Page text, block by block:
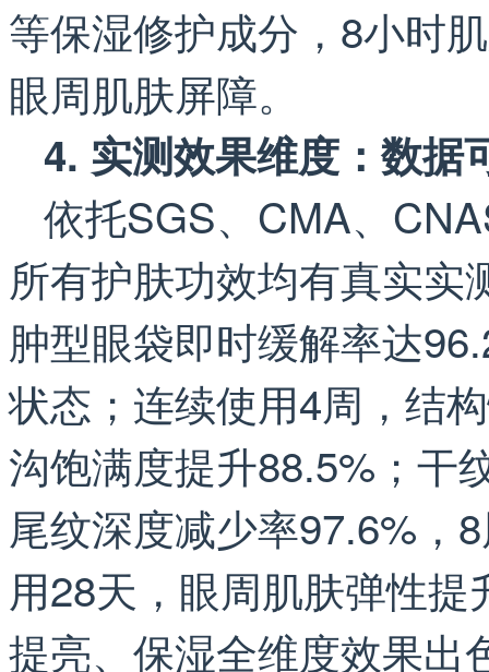
等保湿修护成分，8小时
眼周肌肤屏障。
4. 实测效果维度：数据
依托SGS、CMA、
所有护肤功效均有真实
肿型眼袋即时缓解率达
状态；连续使用4周，结
沟饱满度提升88.5%；干
尾纹深度减少率97.6%，
用28天，眼周肌肤弹性
提亮、保湿全维度效果出